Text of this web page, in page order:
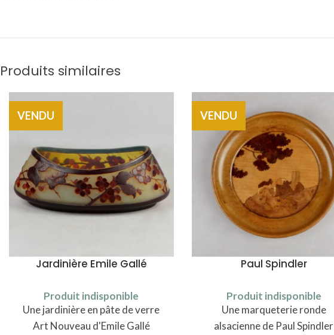
Produits similaires
VENDU
Jardinière Emile Gallé
Produit indisponible
Une jardinière en pâte de verre
Art Nouveau d'Emile Gallé
VENDU
Paul Spindler
Produit indisponible
Une marqueterie ronde
alsacienne de Paul Spindler